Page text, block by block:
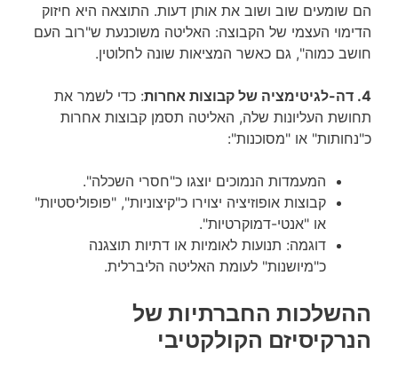
הם שומעים שוב ושוב את אותן דעות. התוצאה היא חיזוק
הדימוי העצמי של הקבוצה: האליטה משוכנעת ש"רוב העם
חושב כמוה", גם כאשר המציאות שונה לחלוטין.
4. דה-לגיטימציה של קבוצות אחרות
: כדי לשמר את
תחושת העליונות שלה, האליטה תסמן קבוצות אחרות
כ"נחותות" או "מסוכנות":
המעמדות הנמוכים יוצגו כ"חסרי השכלה".
קבוצות אופוזיציה יצוירו כ"קיצוניות", "פופוליסטיות"
או "אנטי-דמוקרטיות".
דוגמה: תנועות לאומיות או דתיות תוצגנה
כ"מיושנות" לעומת האליטה הליברלית.
ההשלכות החברתיות של
הנרקיסיזם הקולקטיבי